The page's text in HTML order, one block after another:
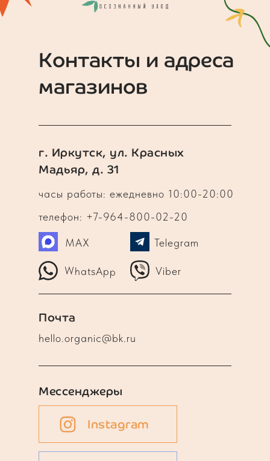
Контакты и адреса
магазинов
часы работы: ежедневно 10:00-20:00
г. Иркутск, ул. Красных
Мадьяр, д. 31
телефон: +7-964-800-02-20
WhatsApp Viber
Telegram
MAX
hello.organic@bk.ru
Почта
Instagram
Мессенджеры